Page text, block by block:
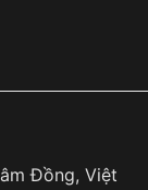
Đồng, Việt